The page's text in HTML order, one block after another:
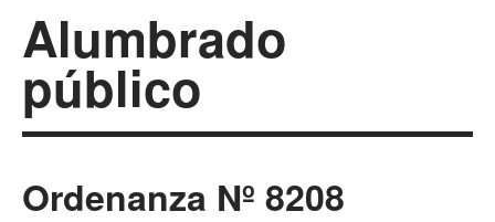
Alumbrado
público
Ordenanza Nº 8208